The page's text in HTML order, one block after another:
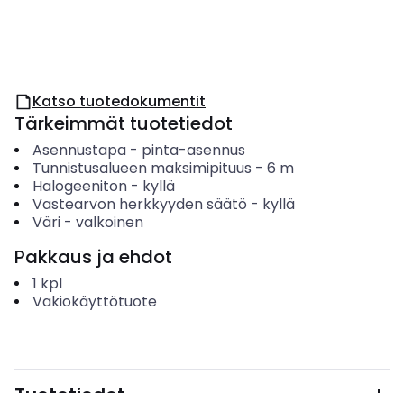
Katso tuotedokumentit
Tärkeimmät tuotetiedot
Asennustapa- pinta-asennus
Tunnistusalueen maksimipituus - 6 m
Halogeeniton- kyllä
Vastearvon herkkyyden säätö - kyllä
Väri- valkoinen
Pakkaus ja ehdot
1 kpl
Vakiokäyttötuote